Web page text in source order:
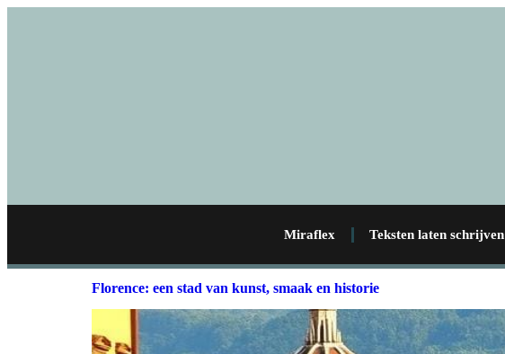
Miraflex Teksten laten schrijven
Florence: een stad van kunst, smaak en historie